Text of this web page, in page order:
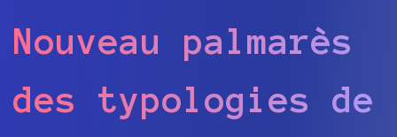
Nouveau palmarès
des typologies de